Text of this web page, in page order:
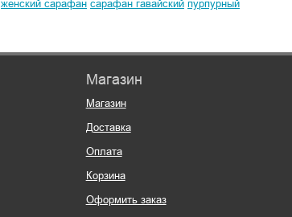
женский сарафан сарафан гавайский пурпурный
Магазин
Магазин
Доставка
Оплата
Корзина
Оформить заказ